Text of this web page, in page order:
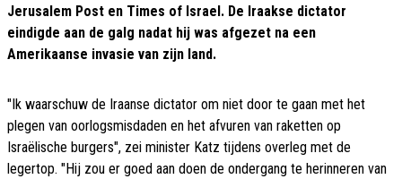
Jerusalem Post en Times of Israel. De Iraakse dictator
eindigde aan de galg nadat hij was afgezet na een
Amerikaanse invasie van zijn land.
"Ik waarschuw de Iraanse dictator om niet door te gaan met het
plegen van oorlogsmisdaden en het afvuren van raketten op
Israëlische burgers", zei minister Katz tijdens overleg met de
legertop. "Hij zou er goed aan doen de ondergang te herinneren van